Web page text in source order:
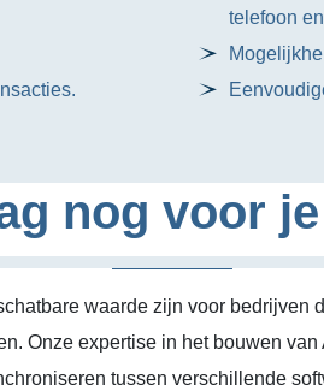
telefoon
nog voor
waarde zijn voor bedrijven
Onze expertise in het bouwen
tussen verschillende